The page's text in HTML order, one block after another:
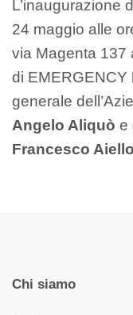
L’inaugurazione
24 maggio alle
via Magenta 137
di EMERGENCY
generale
Angelo Aliquò e
Francesco Aiello
Chi siamo